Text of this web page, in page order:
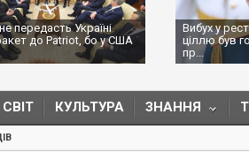
передасть Україні
до Patriot, бо у США
Вибух у
ціллю був
пр...
СВІТ КУЛЬТУРА ЗНАННЯ